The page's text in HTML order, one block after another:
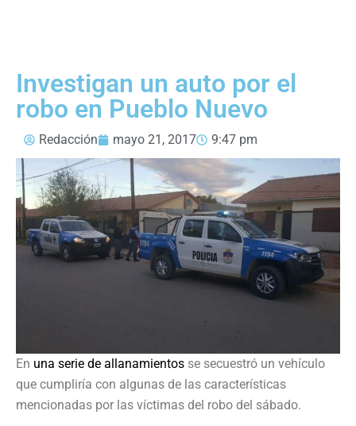
Investigan un auto por el
robo en Pueblo Nuevo
Redacción mayo 21, 2017 9:47 pm
En una serie de allanamientos se secuestró un vehículo
que cumpliría con algunas de las características
mencionadas por las víctimas del robo del sábado.